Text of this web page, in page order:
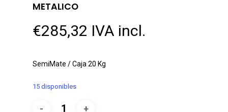
METALICO
€285,32 IVA incl.
SemiMate / Caja 20 Kg
15 disponibles